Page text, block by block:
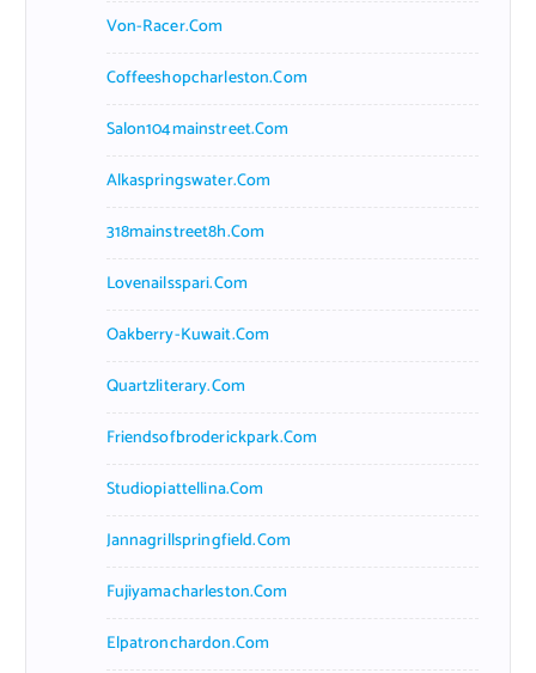
Von-Racer.com
Coffeeshopcharleston.com
Salon104mainstreet.com
Alkaspringswater.com
318mainstreet8h.com
Lovenailsspari.com
Oakberry-Kuwait.com
Quartzliterary.com
Friendsofbroderickpark.com
Studiopiattellina.com
Jannagrillspringfield.com
Fujiyamacharleston.com
Elpatronchardon.com